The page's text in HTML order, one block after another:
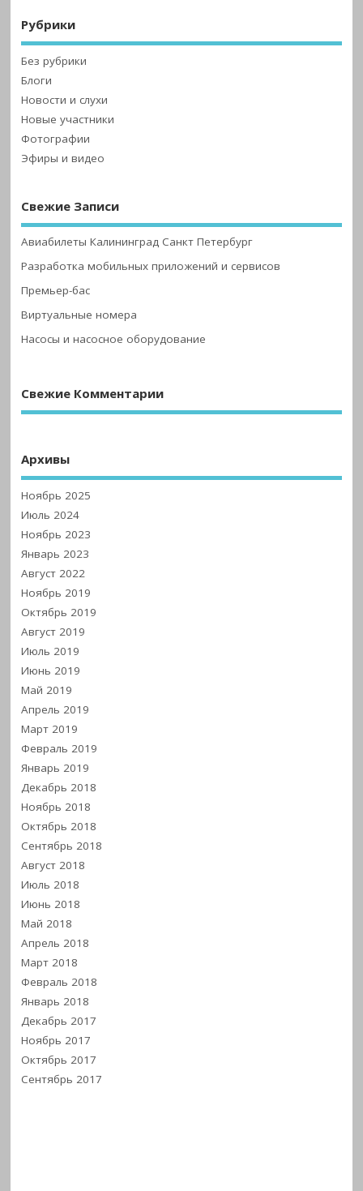
Рубрики
Без рубрики
Блоги
Новости и слухи
Новые участники
Фотографии
Эфиры и видео
Свежие Записи
Авиабилеты Калининград Санкт Петербург
Разработка мобильных приложений и сервисов
Премьер-бас
Виртуальные номера
Насосы и насосное оборудование
Свежие Комментарии
Архивы
Ноябрь 2025
Июль 2024
Ноябрь 2023
Январь 2023
Август 2022
Ноябрь 2019
Октябрь 2019
Август 2019
Июль 2019
Июнь 2019
Май 2019
Апрель 2019
Март 2019
Февраль 2019
Январь 2019
Декабрь 2018
Ноябрь 2018
Октябрь 2018
Сентябрь 2018
Август 2018
Июль 2018
Июнь 2018
Май 2018
Апрель 2018
Март 2018
Февраль 2018
Январь 2018
Декабрь 2017
Ноябрь 2017
Октябрь 2017
Сентябрь 2017